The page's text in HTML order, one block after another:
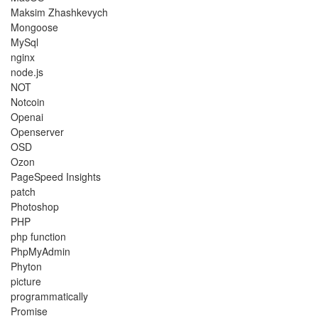
Maksim Zhashkevych
Mongoose
MySql
nginx
node.js
NOT
Notcoin
Openai
Openserver
OSD
Ozon
PageSpeed Insights
patch
Photoshop
PHP
php function
PhpMyAdmin
Phyton
picture
programmatically
Promise